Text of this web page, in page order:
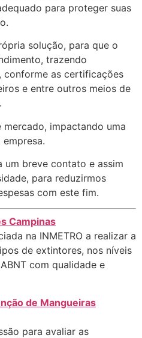
para proteger suas
solução, para que o
trazendo
conforme as certificações
e entre outros meios de
impactando uma
um breve contato e assim
para reduzirmos
com este fim.
Campinas
na INMETRO a realizar a
de extintores, nos níveis
com qualidade e
de Mangueiras
para avaliar as